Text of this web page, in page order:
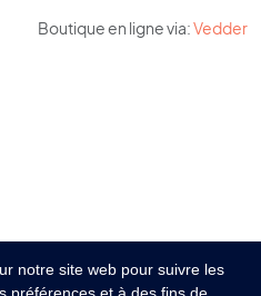
notre site web pour suivre les
Boutique en ligne via:Vedder